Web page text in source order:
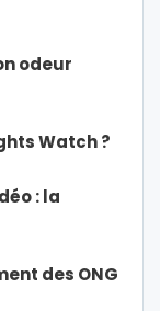
odeur
Watch ?
: la
des ONG